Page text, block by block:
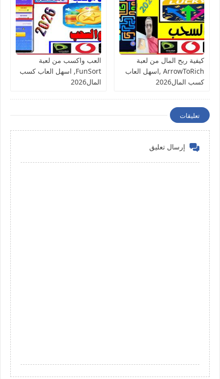
كيفية ربح المال من لعبة
ArrowToRich ,اسهل العاب
كسب المال2026
العب واكسب من لعبة
FunSort, اسهل العاب كسب
المال2026
تعليقات
إرسال تعليق